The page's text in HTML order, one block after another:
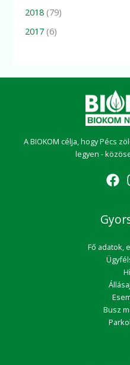
2018 (79)
2017 (6)
A BIOKOM célja, hogy Pécs
legyen -
Fő adatok,
Busz